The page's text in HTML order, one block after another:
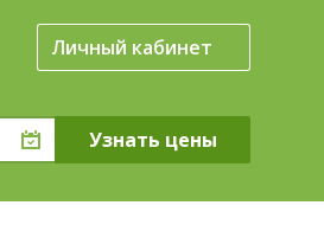
Личный кабинет